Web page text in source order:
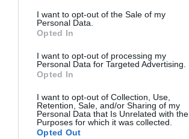
consent section.
I want to opt-out of the Sale of my
Personal Data.
Opted In
I want to opt-out of processing my
Personal Data for Targeted Advertising.
Opted In
I want to opt-out of Collection, Use,
Retention, Sale, and/or Sharing of my
Personal Data that Is Unrelated with the
Purposes for which it was collected.
Opted Out